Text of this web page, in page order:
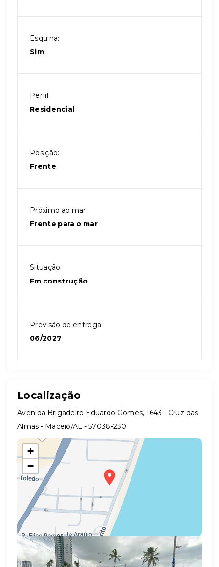
Esquina:
Sim
Perfil:
Residencial
Posição:
Frente
Próximo ao mar:
Frente para o mar
Situação:
Em construção
Previsão de entrega:
06/2027
Localização
Avenida Brigadeiro Eduardo Gomes, 1643 - Cruz das
Almas - Maceió/AL - 57038-230
+
−